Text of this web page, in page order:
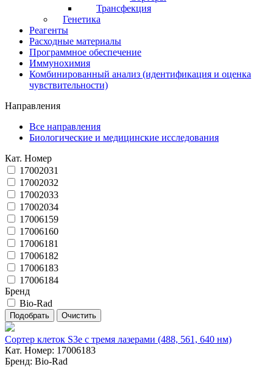
Трансфекция
Генетика
Реагенты
Расходные материалы
Программное обеспечение
Иммунохимия
Комбинированный анализ (идентификация и оценка
чувствительности)
Направления
Все направления
Биологические и медицинские исследования
Кат. Номер
17002031
17002032
17002033
17002034
17006159
17006160
17006181
17006182
17006183
17006184
Бренд
Bio-Rad
Сортер клеток S3e с тремя лазерами (488, 561, 640 нм)
Кат. Номер: 17006183
Бренд: Bio-Rad